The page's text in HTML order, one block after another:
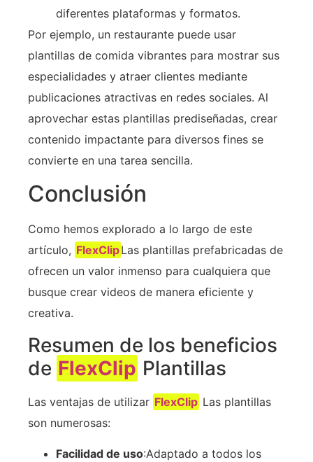
diferentes plataformas y formatos.
Por ejemplo, un restaurante puede usar
plantillas de comida vibrantes para mostrar sus
especialidades y atraer clientes mediante
publicaciones atractivas en redes sociales. Al
aprovechar estas plantillas prediseñadas, crear
contenido impactante para diversos fines se
convierte en una tarea sencilla.
Conclusión
Como hemos explorado a lo largo de este
artículo, FlexClipLas plantillas prefabricadas de
ofrecen un valor inmenso para cualquiera que
busque crear videos de manera eficiente y
creativa.
Resumen de los beneficios
de FlexClip Plantillas
Las ventajas de utilizar FlexClip Las plantillas
son numerosas:
Facilidad de uso:Adaptado a todos los